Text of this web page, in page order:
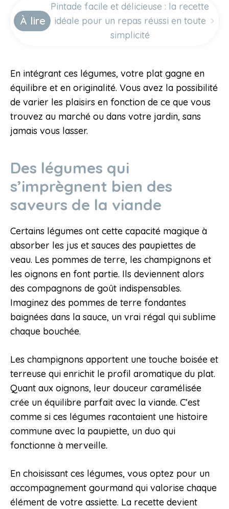
À lire
Pintade facile et délicieuse : la recette
idéale pour un repas réussi en toute
simplicité
En intégrant ces légumes, votre plat gagne en
équilibre et en originalité. Vous avez la possibilité
de varier les plaisirs en fonction de ce que vous
trouvez au marché ou dans votre jardin, sans
jamais vous lasser.
Des légumes qui
s’imprègnent bien des
saveurs de la viande
Certains légumes ont cette capacité magique à
absorber les jus et sauces des paupiettes de
veau. Les pommes de terre, les champignons et
les oignons en font partie. Ils deviennent alors
des compagnons de goût indispensables.
Imaginez des pommes de terre fondantes
baignées dans la sauce, un vrai régal qui sublime
chaque bouchée.
Les champignons apportent une touche boisée et
terreuse qui enrichit le profil aromatique du plat.
Quant aux oignons, leur douceur caramélisée
crée un équilibre parfait avec la viande. C’est
comme si ces légumes racontaient une histoire
commune avec la paupiette, un duo qui
fonctionne à merveille.
En choisissant ces légumes, vous optez pour un
accompagnement gourmand qui valorise chaque
élément de votre assiette. La recette devient